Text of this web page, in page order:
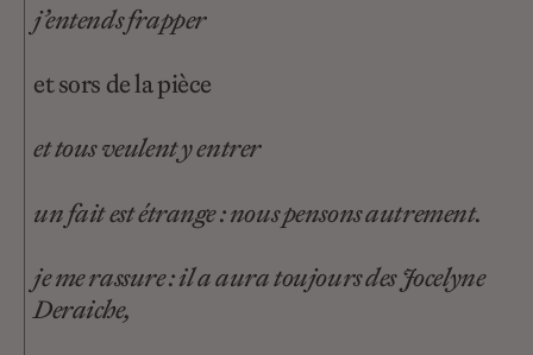
j’entends frapper
et sors de la pièce
et tous veulent y entrer
un fait est étrange : nous pensons autrement.
je me rassure : il a aura toujours des Jocelyne
Deraiche,